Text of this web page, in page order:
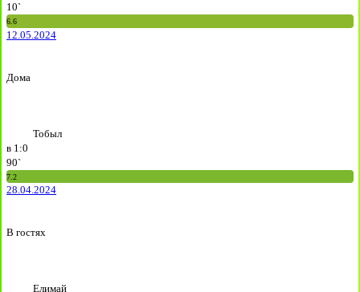
10`
6.6
12.05.2024
Дома
Тобыл
в 1:0
90`
7.2
28.04.2024
В гостях
Елимай